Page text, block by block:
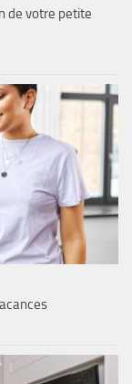
de votre petite